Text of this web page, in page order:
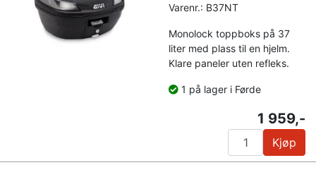
Varenr.: B37NT
Monolock toppboks på 37
liter med plass til en hjelm.
Klare paneler uten refleks.
1 på lager i Førde
1 959,-
Kjøp